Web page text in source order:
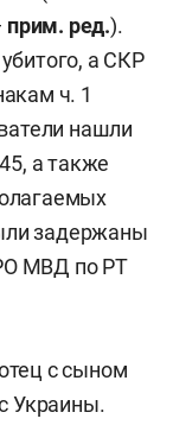
прим. ред.).
а СКР
ч. 1
нашли
а также
задержаны
МВД по РТ
с сыном
Украины.